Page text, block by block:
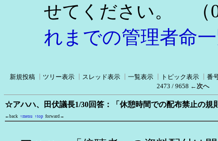
せてください。
（
れまでの管理者命
新規投稿 ツリー表示 スレッド表示 一覧表示 トピック表示
番
2473 / 9658 ←次へ
☆アハハ、田伏議長1/30回答：「休憩時間での配布禁止の規
←back ↑menu ↑top forward→